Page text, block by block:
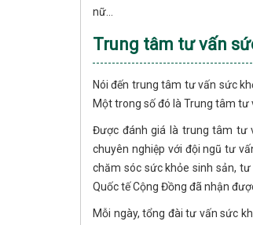
nữ...
Trung tâm tư vấn
Nói đến trung tâm tư vấn sức
Một trong số đó là Trung tâm tư
Được đánh giá là trung tâm tư
chuyên nghiệp với đội ngũ tư
chăm sóc sức khỏe sinh sản,
Quốc tế Cộng Đồng đã nhận
Mỗi ngày, tổng đài tư vấn sức